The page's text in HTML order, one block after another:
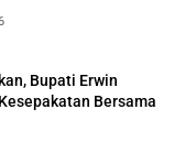
Bupati Erwin
Bersama